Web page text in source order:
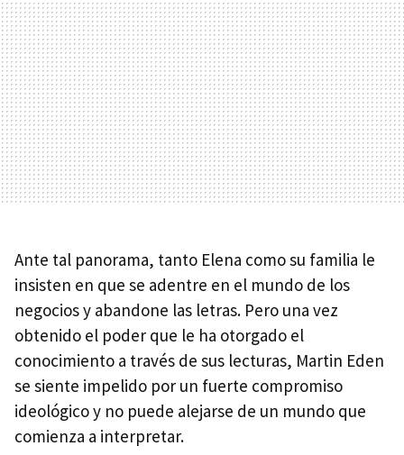
Ante tal panorama, tanto Elena como su familia le
insisten en que se adentre en el mundo de los
negocios y abandone las letras. Pero una vez
obtenido el poder que le ha otorgado el
conocimiento a través de sus lecturas, Martin Eden
se siente impelido por un fuerte compromiso
ideológico y no puede alejarse de un mundo que
comienza a interpretar.